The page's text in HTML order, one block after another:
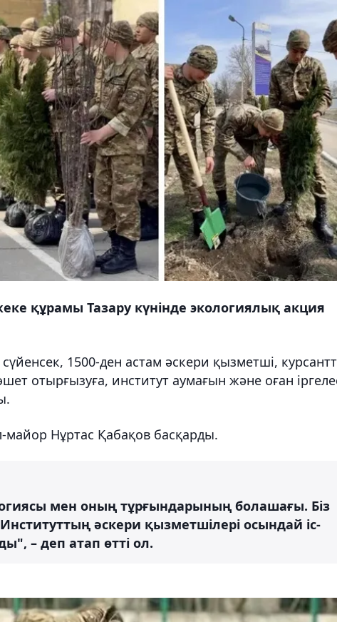
құрамы Тазару күнінде экологиялық акция
1500-ден астам әскери қызметші,
отырғызуға, институт аумағын және оған
Нұртас Қабақов басқарды.
мен оның тұрғындарының болашағы. Біз
әскери қызметшілері осындай іс-
– деп атап өтті ол.